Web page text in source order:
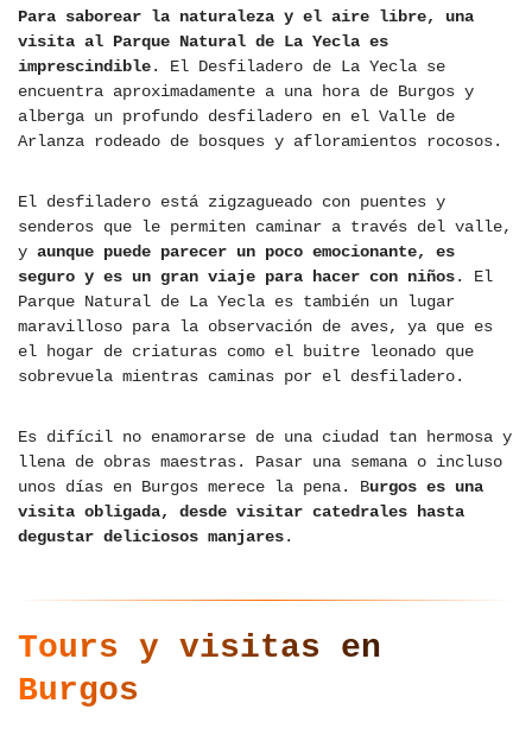
Para saborear la naturaleza y el aire libre, una
visita al Parque Natural de La Yecla es
imprescindible. El Desfiladero de La Yecla se
encuentra aproximadamente a una hora de Burgos y
alberga un profundo desfiladero en el Valle de
Arlanza rodeado de bosques y afloramientos rocosos.
El desfiladero está zigzagueado con puentes y
senderos que le permiten caminar a través del valle,
y aunque puede parecer un poco emocionante, es
seguro y es un gran viaje para hacer con niños. El
Parque Natural de La Yecla es también un lugar
maravilloso para la observación de aves, ya que es
el hogar de criaturas como el buitre leonado que
sobrevuela mientras caminas por el desfiladero.
Es difícil no enamorarse de una ciudad tan hermosa y
llena de obras maestras. Pasar una semana o incluso
unos días en Burgos merece la pena. Burgos es una
visita obligada, desde visitar catedrales hasta
degustar deliciosos manjares.
Tours y visitas en
Burgos